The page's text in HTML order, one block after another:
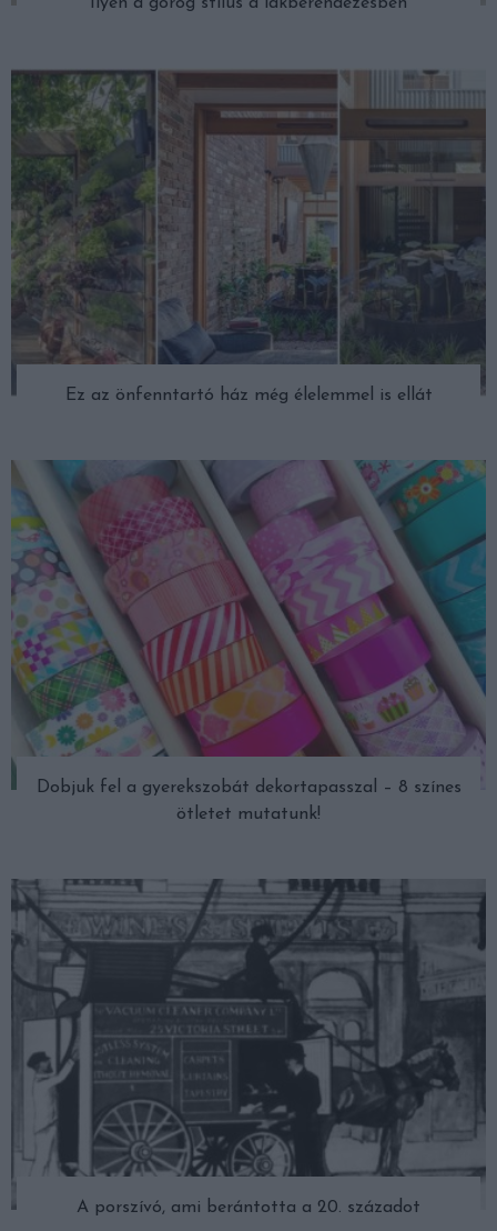
Ez az önfenntartó ház még élelemmel is ellát
Dobjuk fel a gyerekszobát dekortapasszal – 8 színes
ötletet mutatunk!
A porszívó, ami berántotta a 20. századot